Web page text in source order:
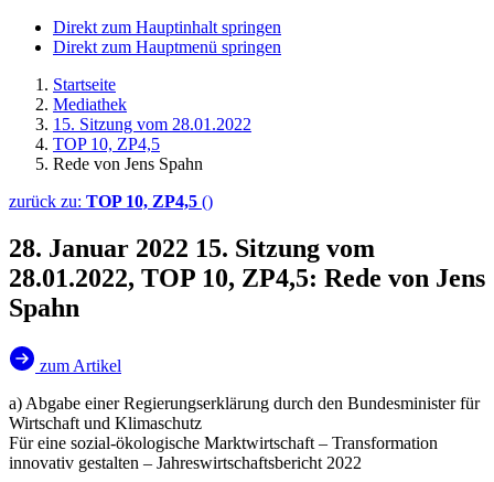
Direkt zum Hauptinhalt springen
Direkt zum Hauptmenü springen
Startseite
Mediathek
15. Sitzung vom 28.01.2022
TOP 10, ZP4,5
Rede von Jens Spahn
zurück zu: TOP 10, ZP4,5 ()
28. Januar 2022 15. Sitzung vom
28.01.2022, TOP 10, ZP4,5: Rede von Jens
Spahn
zum Artikel
a) Abgabe einer Regierungserklärung durch den Bundesminister für
Wirtschaft und Klimaschutz
Für eine sozial-ökologische Marktwirtschaft – Transformation
innovativ gestalten – Jahreswirtschaftsbericht 2022